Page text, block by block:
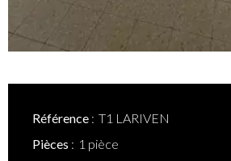
Référence
T1 LARIVEN
Pièces
1 pièce